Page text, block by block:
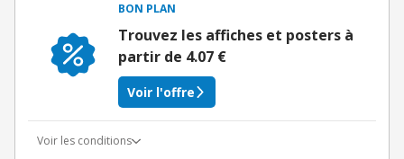
BON PLAN
Trouvez les affiches et posters à
partir de 4.07 €
Voir l'offre
Voir les conditions